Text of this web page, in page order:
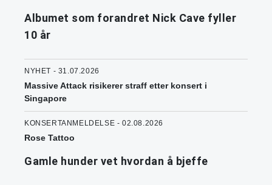
Albumet som forandret Nick Cave fyller
10 år
NYHET - 31.07.2026
Massive Attack risikerer straff etter konsert i
Singapore
KONSERTANMELDELSE - 02.08.2026
Rose Tattoo
Gamle hunder vet hvordan å bjeffe